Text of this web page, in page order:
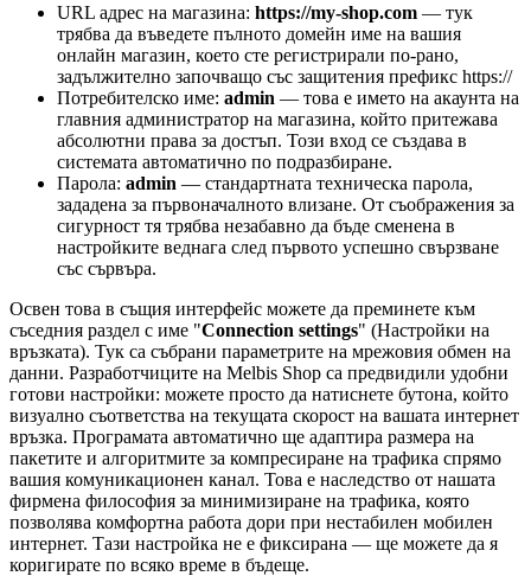
URL адрес на магазина: https://my-shop.com — тук
трябва да въведете пълното домейн име на вашия
онлайн магазин, което сте регистрирали по-рано,
задължително започващо със защитения префикс https://
Потребителско име: admin — това е името на акаунта на
главния администратор на магазина, който притежава
абсолютни права за достъп. Този вход се създава в
системата автоматично по подразбиране.
Парола: admin — стандартната техническа парола,
зададена за първоначалното влизане. От съображения за
сигурност тя трябва незабавно да бъде сменена в
настройките веднага след първото успешно свързване
със сървъра.
Освен това в същия интерфейс можете да преминете към
съседния раздел с име "Connection settings" (Настройки на
връзката). Тук са събрани параметрите на мрежовия обмен на
данни. Разработчиците на Melbis Shop са предвидили удобни
готови настройки: можете просто да натиснете бутона, който
визуално съответства на текущата скорост на вашата интернет
връзка. Програмата автоматично ще адаптира размера на
пакетите и алгоритмите за компресиране на трафика спрямо
вашия комуникационен канал. Това е наследство от нашата
фирмена философия за минимизиране на трафика, която
позволява комфортна работа дори при нестабилен мобилен
интернет. Тази настройка не е фиксирана — ще можете да я
коригирате по всяко време в бъдеще.